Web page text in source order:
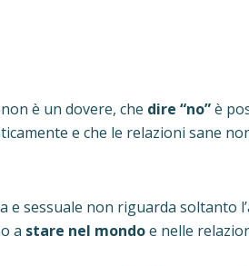
è un dovere, che dire “no”è
e che le relazioni sane
e sessuale non riguarda soltanto
a stare nel mondoe nelle